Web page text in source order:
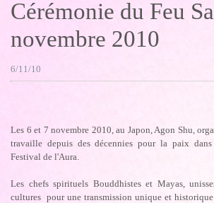
Cérémonie du Feu
novembre 2010
6/11/10
Les 6 et 7 novembre 2010, au Japon, Agon Shu,
travaille depuis des décennies pour la paix
Festival de l'Aura.
Les chefs spirituels Bouddhistes et Mayas,
cultures pour une transmission unique et historique